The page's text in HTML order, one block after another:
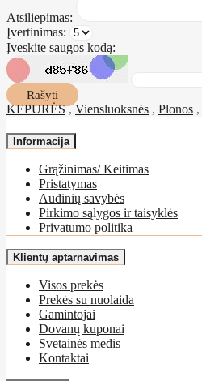
Atsiliepimas:
Įvertinimas:
Įveskite saugos kodą:
Rašyti
KEPURĖS,Viensluoksnės , Plonos ,
Informacija
Grąžinimas/ Keitimas
Pristatymas
Audinių savybės
Pirkimo sąlygos ir taisyklės
Privatumo politika
Klientų aptarnavimas
Visos prekės
Prekės su nuolaida
Gamintojai
Dovanų kuponai
Svetainės medis
Kontaktai